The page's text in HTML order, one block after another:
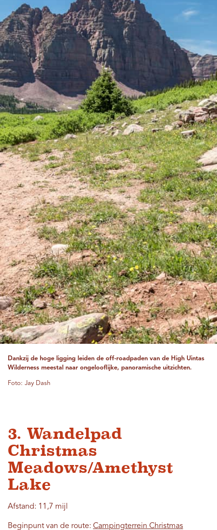
Dankzij de hoge ligging leiden de off-roadpaden van de High Uintas
Wilderness meestal naar ongelooflijke, panoramische uitzichten.
Foto: Jay Dash
3. Wandelpad
Christmas
Meadows/Amethyst
Lake
Afstand: 11,7 mijl
Beginpunt van de route: Campingterrein Christmas